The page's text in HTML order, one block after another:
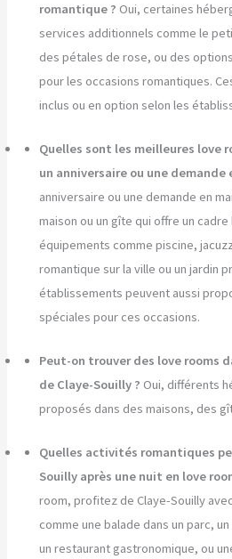
romantique ? Oui, certaines
services additionnels comme le
des pétales de rose, ou des
pour les occasions romantiques.
inclus ou en option selon les
Quelles sont les meilleures love
un anniversaire ou une demande
anniversaire ou une demande en
maison ou un gîte qui offre un
équipements comme piscine,
romantique sur la ville ou un jardin
établissements peuvent aussi
spéciales pour ces occasions.
Peut-on trouver des love rooms
de Claye-Souilly ? Oui, différents
proposés dans des maisons, des
Quelles activités romantiques
Souilly après une nuit en love
room, profitez de Claye-Souilly
comme une balade dans un parc,
un restaurant gastronomique, ou